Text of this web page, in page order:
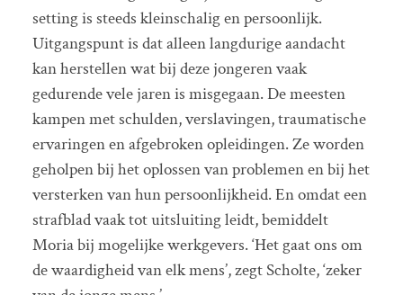
setting is steeds kleinschalig en persoonlijk.
Uitgangspunt is dat alleen langdurige aandacht
kan herstellen wat bij deze jongeren vaak
gedurende vele jaren is misgegaan. De meesten
kampen met schulden, verslavingen, traumatische
ervaringen en afgebroken opleidingen. Ze worden
geholpen bij het oplossen van problemen en bij het
versterken van hun persoonlijkheid. En omdat een
strafblad vaak tot uitsluiting leidt, bemiddelt
Moria bij mogelijke werkgevers. ‘Het gaat ons om
de waardigheid van elk mens’, zegt Scholte, ‘zeker